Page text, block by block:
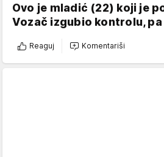
Ovo je mladić (22) koji je
Vozač izgubio kontrolu,
Reaguj Komentariši